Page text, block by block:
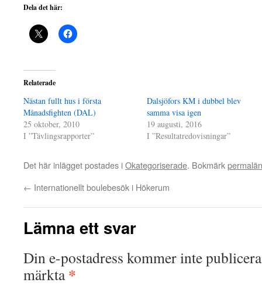
Dela det här:
Relaterade
Nästan fullt hus i första
Månadsfighten (DAL)
25 oktober, 2010
I ”Tävlingsrapporter”
Dalsjöfors KM i dubbel blev
samma visa igen
19 augusti, 2016
I ”Resultatredovisningar”
Det här inlägget postades iOkategoriserade. Bokmärk
← Internationellt boulebesök i Hökerum
Lämna ett svar
Din e-postadress kommer inte
märkta*